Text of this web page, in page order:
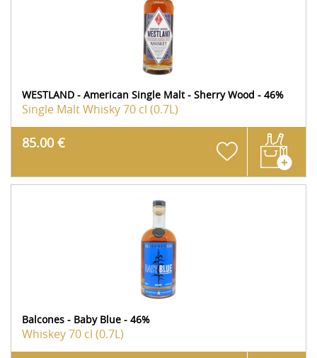
WESTLAND - American Single Malt - Sherry Wood - 46%
Single Malt Whisky70 cl (0.7L)
85.00 €
Balcones - Baby Blue - 46%
Whiskey70 cl (0.7L)